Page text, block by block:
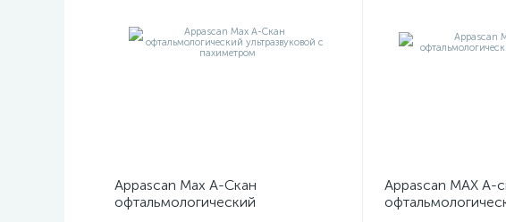
Appascan Max А-Скан
офтальмологический
Appascan MAX А-